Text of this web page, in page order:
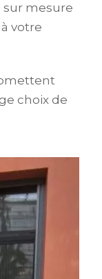
mesure
votre
choix de